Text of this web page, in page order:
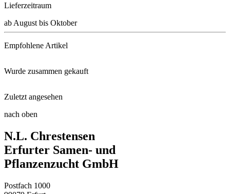
Lieferzeitraum
ab August bis Oktober
Empfohlene Artikel
Substral Naturen® Tomaten Nahr ...
Kräuterschere
Multikraft Roots
Wurde zusammen gekauft
Echter Märzenbecher
Malabar-Spinat India
Cocktailtomate Sweet Valentine ...
Zuletzt angesehen
Vietnamesischer Koriander
nach oben
N.L. Chrestensen
Erfurter Samen- und
Pflanzenzucht GmbH
Postfach 1000